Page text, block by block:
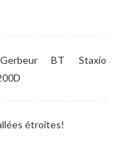
BT Staxio
étroites!